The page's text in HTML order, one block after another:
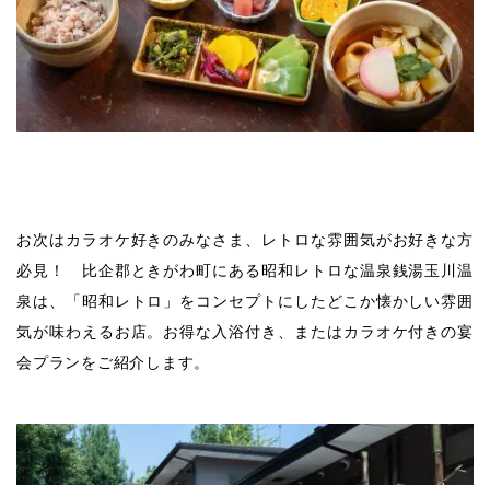
お次はカラオケ好きのみなさま、レトロな雰囲気がお好きな方
必見！ 比企郡ときがわ町にある昭和レトロな温泉銭湯玉川温
泉は、「昭和レトロ」をコンセプトにしたどこか懐かしい雰囲
気が味わえるお店。お得な入浴付き、またはカラオケ付きの宴
会プランをご紹介します。